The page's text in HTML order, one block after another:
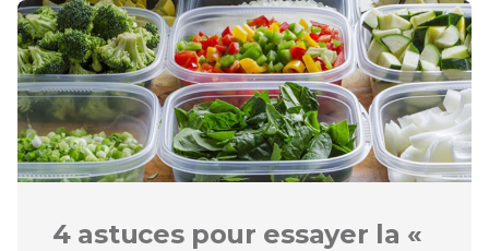
4 astuces pour essayer la «